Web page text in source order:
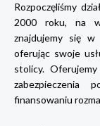
Rozpoczęliśmy
2000 roku, na
znajdujemy się w
oferując swoje
stolicy.
zabezpieczenia
finansowaniu